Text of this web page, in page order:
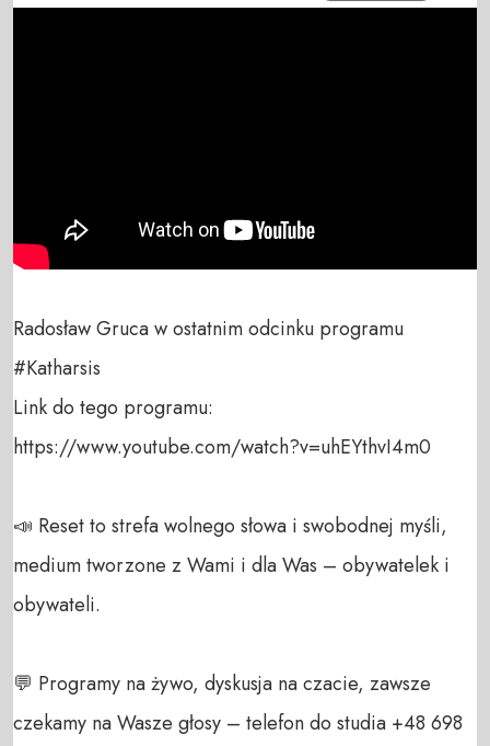
Radosław Gruca w ostatnim odcinku programu
#Katharsis
Link do tego programu:
https://www.youtube.com/watch?v=uhEYthvI4m0
📣 Reset to strefa wolnego słowa i swobodnej myśli,
medium tworzone z Wami i dla Was – obywatelek i
obywateli.
💬 Programy na żywo, dyskusja na czacie, zawsze
czekamy na Wasze głosy – telefon do studia +48 698